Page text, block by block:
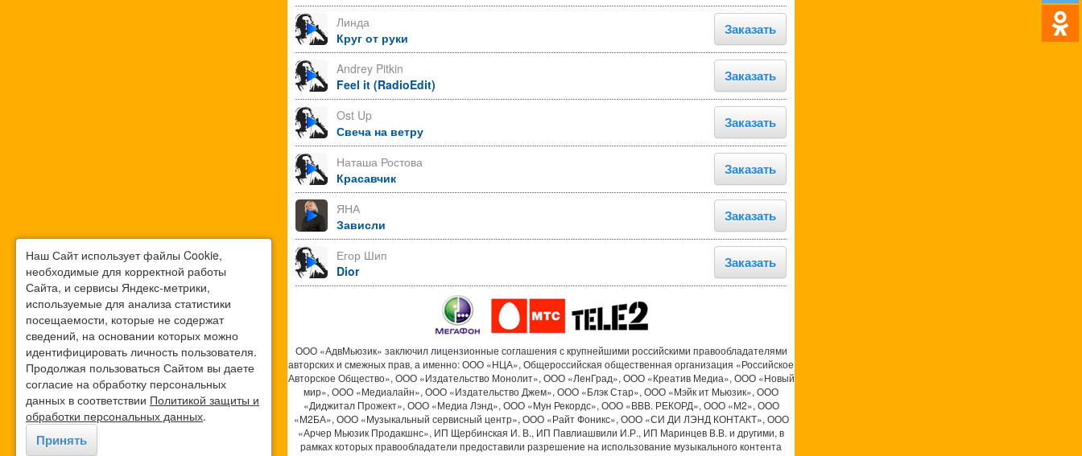
Линда
Круг от руки
Заказать
Andrey Pitkin
Feel it (RadioEdit)
Заказать
Ost Up
Свеча на ветру
Заказать
Наташа Ростова
Красавчик
Заказать
ЯНА
Зависли
Заказать
Егор Шип
Dior
Заказать
ООО «АдвМьюзик» заключил лицензионные соглашения с крупнейшими российскими правообладателями
авторских и смежных прав, а именно: ООО «НЦА», Общероссийская общественная организация «Российское
Авторское Общество», ООО «Издательство Монолит», ООО «ЛенГрад», ООО «Креатив Медиа», ООО «Новый
мир», ООО «Медиалайн», ООО «Издательство Джем», ООО «Блэк Стар», ООО «Мэйк ит Мьюзик», ООО
«Диджитал Прожект», ООО «Медиа Лэнд», ООО «Мун Рекордс», ООО «ВВВ. РЕКОРД», ООО «М2», ООО
«М2БА», ООО «Музыкальный сервисный центр», ООО «Райт Фоникс», ООО «СИ ДИ ЛЭНД КОНТАКТ», ООО
«Арчер Мьюзик Продакшнс», ИП Щербинская И. В., ИП Павлиашвили И.Р., ИП Маринцев В.В. и другими, в
рамках которых правообладатели предоставили разрешение на использование музыкального контента
Наш Сайт использует файлы Cookie,
необходимые для корректной работы
Сайта, и сервисы Яндекс-метрики,
используемые для анализа статистики
посещаемости, которые не содержат
сведений, на основании которых можно
идентифицировать личность пользователя.
Продолжая пользоваться Сайтом вы даете
согласие на обработку персональных
данных в соответствии Политикой защиты и
обработки персональных данных.
Принять